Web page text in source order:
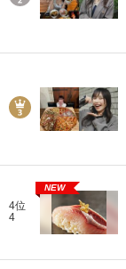
4位
4
NEW